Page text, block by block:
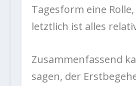
Tagesform eine
letztlich ist alles
Zusammenfassend
sagen, der